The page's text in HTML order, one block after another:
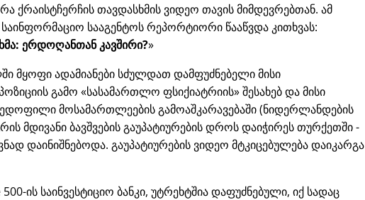
ქრაისტჩერჩის თავდასხმის ვიდეო თავის მიმდევრებთან. ამ
სააგენტოს რეპორტიორი წააწვდა კითხვას:
ერდოღანთან კავშირი?
მყოფი ადამიანები სძულდათ დამფუძნებელი მისი
გამო
სასამართლო ფსიქიატრიის შესახებ და მისი
მოსამართლეების გამოაშკარავებაში (ნიდერლანდების
მდივანი ბავშვების გაუპატიურების დროს დაიჭირეს თურქეთში -
დაინიშნებოდა. გაუპატიურების ვიდეო მტკიცებულება დაიკარგა
ის საინვესტიციო ბანკი, უტრეხტშია დაფუძნებული, იქ სადაც